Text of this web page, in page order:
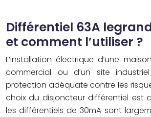
Différentiel 63A
et comment l’utiliser ?
L’installation électrique d’une
commercial ou d’un site
protection adéquate contre les
choix du disjoncteur différentiel est
les différentiels de 30mA sont